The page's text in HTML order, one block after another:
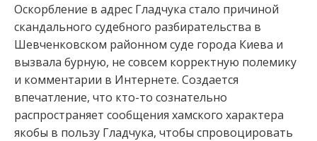
Оскорбление в адрес Гладчука стало причиной
скандального судебного разбирательства в
Шевченковском районном суде города Киева и
вызвала бурную, не совсем корректную полемику
и комментарии в Интернете. Создается
впечатление, что кто-то сознательно
распространяет сообщения хамского характера
якобы в пользу Гладчука, чтобы спровоцировать